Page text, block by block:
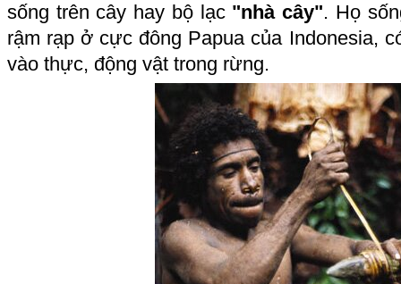
sống trên cây hay bộ lạc "nhà cây". Họ
rậm rạp ở cực đông Papua của Indonesia,
vào thực, động vật trong rừng.